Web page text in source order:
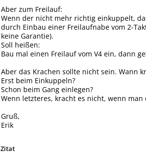
Aber zum Freilauf:
Wenn der nicht mehr richtig einkuppelt,
durch Einbau einer Freilaufnabe vom 2-
keine Garantie).
Soll heißen:
Bau mal einen Freilauf vom V4 ein, dann
Aber das Krachen sollte nicht sein. Wann
Erst beim Einkuppeln?
Schon beim Gang einlegen?
Wenn letzteres, kracht es nicht, wenn
Gruß,
Erik
Zitat